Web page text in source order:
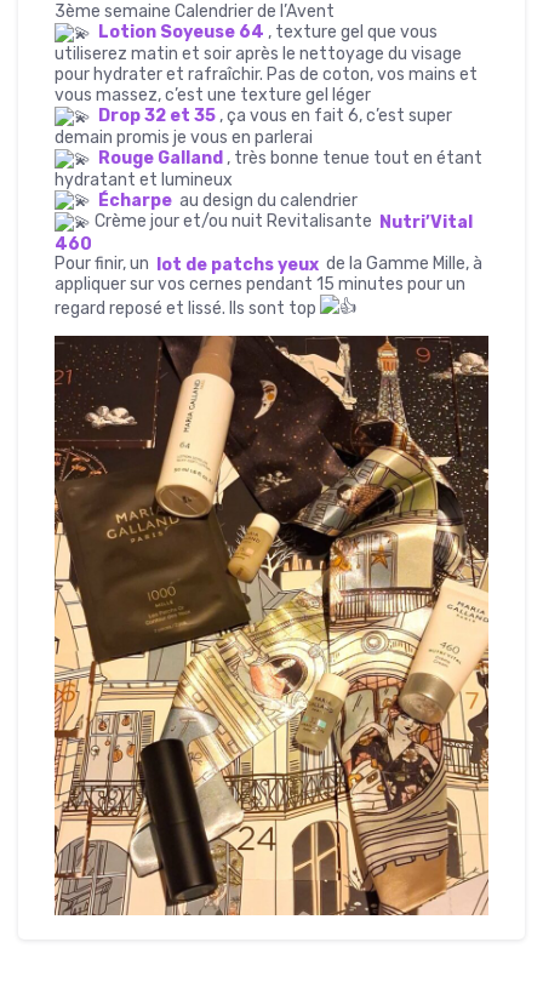
3ème semaine Calendrier de l’Avent
Lotion Soyeuse 64 , texture gel que vous
utiliserez matin et soir après le nettoyage du visage
pour hydrater et rafraîchir. Pas de coton, vos mains et
vous massez, c’est une texture gel léger
Drop 32 et 35 , ça vous en fait 6, c’est super
demain promis je vous en parlerai
Rouge Galland , très bonne tenue tout en étant
hydratant et lumineux
Écharpe au design du calendrier
Crème jour et/ou nuit Revitalisante Nutri’Vital
460
Pour finir, un lot de patchs yeux de la Gamme Mille, à
appliquer sur vos cernes pendant 15 minutes pour un
regard reposé et lissé. Ils sont top